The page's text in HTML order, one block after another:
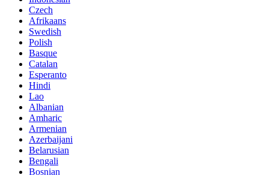
Czech
Afrikaans
Swedish
Polish
Basque
Catalan
Esperanto
Hindi
Lao
Albanian
Amharic
Armenian
Azerbaijani
Belarusian
Bengali
Bosnian